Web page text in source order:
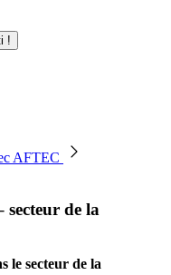
!
AFTEC
secteur de la
le secteur de la